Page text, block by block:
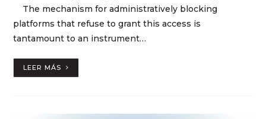
The mechanism for administratively blocking
platforms that refuse to grant this access is
tantamount to an instrument…
LEER MÁS